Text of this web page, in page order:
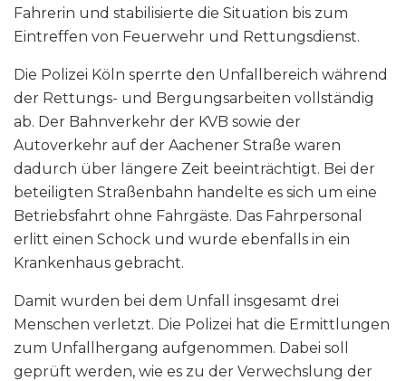
Fahrerin und stabilisierte die Situation bis zum
Eintreffen von Feuerwehr und Rettungsdienst.
Die Polizei Köln sperrte den Unfallbereich während
der Rettungs- und Bergungsarbeiten vollständig
ab. Der Bahnverkehr der KVB sowie der
Autoverkehr auf der Aachener Straße waren
dadurch über längere Zeit beeinträchtigt. Bei der
beteiligten Straßenbahn handelte es sich um eine
Betriebsfahrt ohne Fahrgäste. Das Fahrpersonal
erlitt einen Schock und wurde ebenfalls in ein
Krankenhaus gebracht.
Damit wurden bei dem Unfall insgesamt drei
Menschen verletzt. Die Polizei hat die Ermittlungen
zum Unfallhergang aufgenommen. Dabei soll
geprüft werden, wie es zu der Verwechslung der